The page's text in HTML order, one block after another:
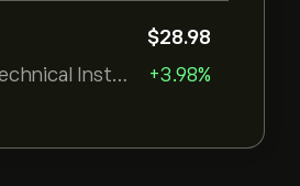
Universal Technical Institut
‎$‎28.98
+3.98%